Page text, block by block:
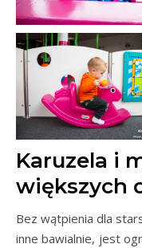
Karuzela i
większych
Bez wątpienia dla
inne bawialnie, jest